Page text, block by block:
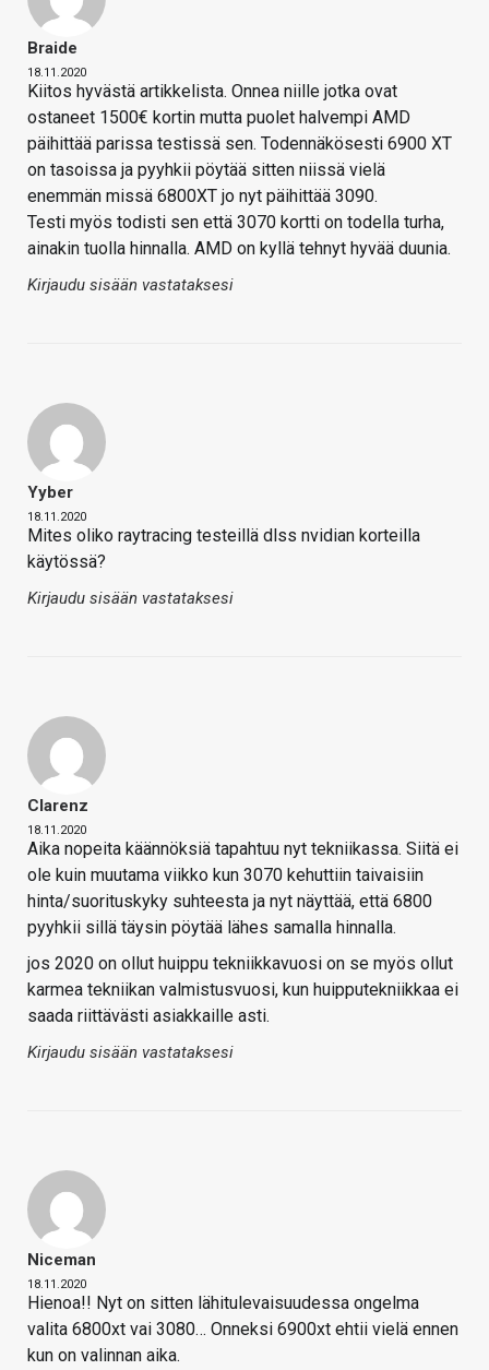
Braide
18.11.2020
Kiitos hyvästä artikkelista. Onnea niille jotka ovat
ostaneet 1500€ kortin mutta puolet halvempi AMD
päihittää parissa testissä sen. Todennäkösesti 6900 XT
on tasoissa ja pyyhkii pöytää sitten niissä vielä
enemmän missä 6800XT jo nyt päihittää 3090.
Testi myös todisti sen että 3070 kortti on todella turha,
ainakin tuolla hinnalla. AMD on kyllä tehnyt hyvää duunia.
Kirjaudu sisään vastataksesi
Yyber
18.11.2020
Mites oliko raytracing testeillä dlss nvidian korteilla
käytössä?
Kirjaudu sisään vastataksesi
Clarenz
18.11.2020
Aika nopeita käännöksiä tapahtuu nyt tekniikassa. Siitä ei
ole kuin muutama viikko kun 3070 kehuttiin taivaisiin
hinta/suorituskyky suhteesta ja nyt näyttää, että 6800
pyyhkii sillä täysin pöytää lähes samalla hinnalla.
jos 2020 on ollut huippu tekniikkavuosi on se myös ollut
karmea tekniikan valmistusvuosi, kun huipputekniikkaa ei
saada riittävästi asiakkaille asti.
Kirjaudu sisään vastataksesi
Niceman
18.11.2020
Hienoa!! Nyt on sitten lähitulevaisuudessa ongelma
valita 6800xt vai 3080… Onneksi 6900xt ehtii vielä ennen
kun on valinnan aika.